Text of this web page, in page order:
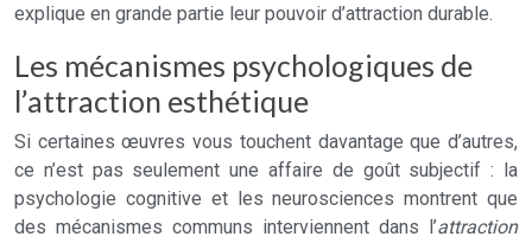
explique en grande partie leur pouvoir d’attraction durable.
Les mécanismes psychologiques de
l’attraction esthétique
Si certaines œuvres vous touchent davantage que d’autres,
ce n’est pas seulement une affaire de goût subjectif : la
psychologie cognitive et les neurosciences montrent que
des mécanismes communs interviennent dans l’attraction